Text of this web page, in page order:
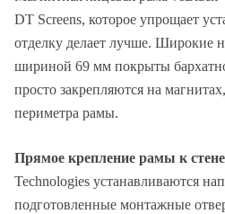
DT Screens, которое упрощает
отделку делает лучше. Широкие
шириной 69 мм покрыты
просто закрепляются на
периметра рамы.
Прямое крепление рамы к
Technologies устанавливаются
подготовленные монтажные